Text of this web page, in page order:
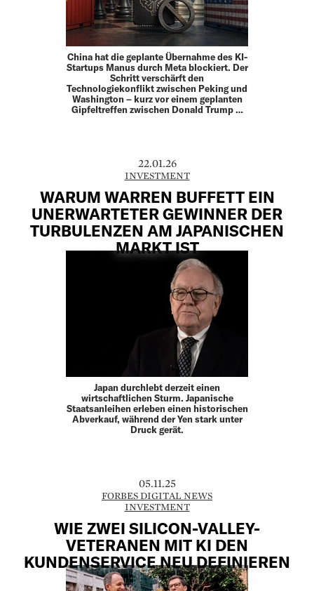
China hat die geplante Übernahme des KI-
Startups Manus durch Meta blockiert. Der
Schritt verschärft den
Technologiekonflikt zwischen Peking und
Washington – kurz vor einem geplanten
Gipfeltreffen zwischen Donald Trump …
22.01.26
INVESTMENT
WARUM WARREN BUFFETT EIN
UNERWARTETER GEWINNER DER
TURBULENZEN AM JAPANISCHEN
MARKT IST
Japan durchlebt derzeit einen
wirtschaftlichen Sturm. Japanische
Staatsanleihen erleben einen historischen
Abverkauf, während der Yen stark unter
Druck gerät.
05.11.25
FORBES DIGITAL NEWS
INVESTMENT
WIE ZWEI SILICON-VALLEY-
VETERANEN MIT KI DEN
KUNDENSERVICE NEU DEFINIEREN